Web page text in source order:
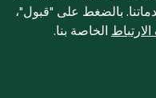
بالضغط على "قبول"،
الخاصة بنا.